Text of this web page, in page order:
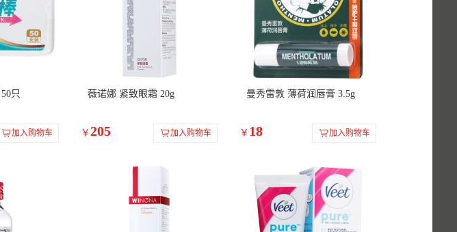
只
加入购物车
薇诺娜 紧致眼霜 20g
￥ 205 加入购物车
曼秀雷敦 薄荷润唇膏 3.5g
￥ 18 加入购物车